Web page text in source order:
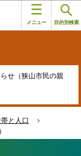
メニュー 目的別検索
せ（狭山市民の親
と人口